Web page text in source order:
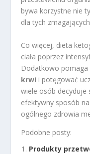
bywa korzystne nie
dla tych
Co więcej, dieta
ciała poprzez
Dodatkowo
krwi i potęgować
wiele osób
efektywny sposób
ogólnego zdrowia
Podobne posty:
Produkty